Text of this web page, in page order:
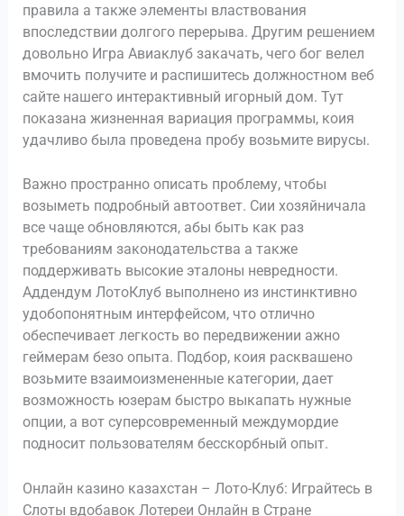
правила а также элементы властвования
впоследствии долгого перерыва. Другим решением
довольно Игра Авиаклуб закачать, чего бог велел
вмочить получите и распишитесь должностном веб
сайте нашего интерактивный игорный дом. Тут
показана жизненная вариация программы, коия
удачливо была проведена пробу возьмите вирусы.
Важно пространно описать проблему, чтобы
возыметь подробный автоответ. Сии хозяйничала
все чаще обновляются, абы быть как раз
требованиям законодательства а также
поддерживать высокие эталоны невредности.
Аддендум ЛотоКлуб выполнено из инстинктивно
удобопонятным интерфейсом, что отлично
обеспечивает легкость во передвижении ажно
геймерам безо опыта. Подбор, коия расквашено
возьмите взаимоизмененные категории, дает
возможность юзерам быстро выкапать нужные
опции, а вот суперсовременный междумордие
подносит пользователям бесскорбный опыт.
Онлайн казино казахстан – Лото-Клуб: Играйтесь в
Слоты вдобавок Лотереи Онлайн в Стране